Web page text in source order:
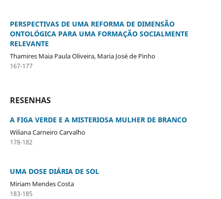
PERSPECTIVAS DE UMA REFORMA DE DIMENSÃO
ONTOLÓGICA PARA UMA FORMAÇÃO SOCIALMENTE
RELEVANTE
Thamires Maia Paula Oliveira, Maria José de Pinho
167-177
RESENHAS
A FIGA VERDE E A MISTERIOSA MULHER DE BRANCO
Wiliana Carneiro Carvalho
178-182
UMA DOSE DIÁRIA DE SOL
Miriam Mendes Costa
183-185